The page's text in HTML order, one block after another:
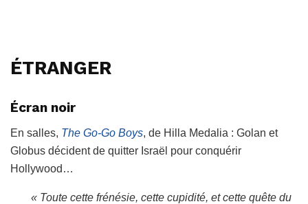
ÉTRANGER
Écran noir
En salles, The Go-Go Boys, de Hilla Medalia : Golan et
Globus décident de quitter Israël pour conquérir
Hollywood…
« Toute cette frénésie, cette cupidité, et cette quête du